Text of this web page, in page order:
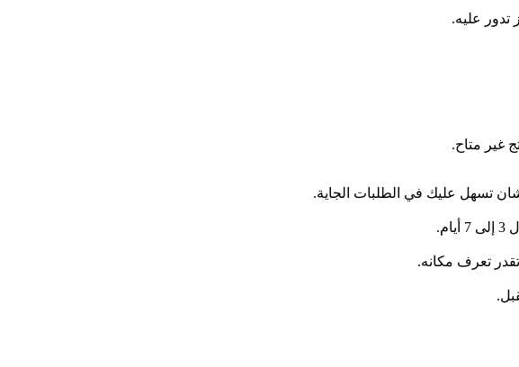
تدور عليه.
غير متاح.
تسهل عليك في الطلبات الجاية.